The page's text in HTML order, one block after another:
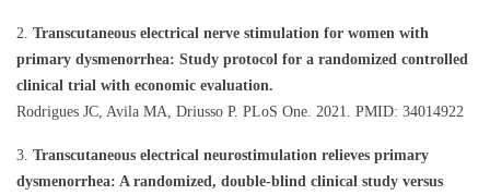
2. Transcutaneous electrical nerve stimulation for women with
primary dysmenorrhea: Study protocol for a randomized controlled
clinical trial with economic evaluation.
Rodrigues JC, Avila MA, Driusso P. PLoS One. 2021. PMID: 34014922
3. Transcutaneous electrical neurostimulation relieves primary
dysmenorrhea: A randomized, double-blind clinical study versus